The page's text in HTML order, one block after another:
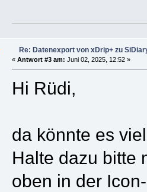
Re: Datenexport von xDrip+ zu
« Antwort #3 am: Juni 02, 2025, 12:52 »
Hi Rüdi,
da könnte es
Halte dazu bitte
oben in der